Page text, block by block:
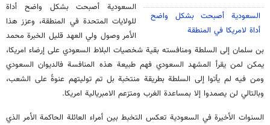
السعودية أصبحت بشكل واضح
أداة لامريكا في المنطقة
السعودية أصبحت بشكل واضح أداة
للولايات المتحدة في المنطقة، وعزز هذا
الأمر وصول ولي العهد قليل الخبرة محمد
بن سلمان إلى السلطة ومنافسته بقية شخصيات البلاط السعودي على إرضاء امريكا،
يمكن لمن يقرأ المشهد السعودي فهم طبيعة هذه المنافسة فالديوان السعودي
ومن فيه لم يأتوا إلى السلطة بطريقة منتخبة بل تم توليتهم عنوةً على الشعب،
وبالتالي لن يصمدوا إلا بمساعدة الغرب ومتزعم الامبريالية امريكا.
السنوات الأخيرة في السعودية تعكس التخبط بين أمراء العائلة الحاكمة الأمر الذي